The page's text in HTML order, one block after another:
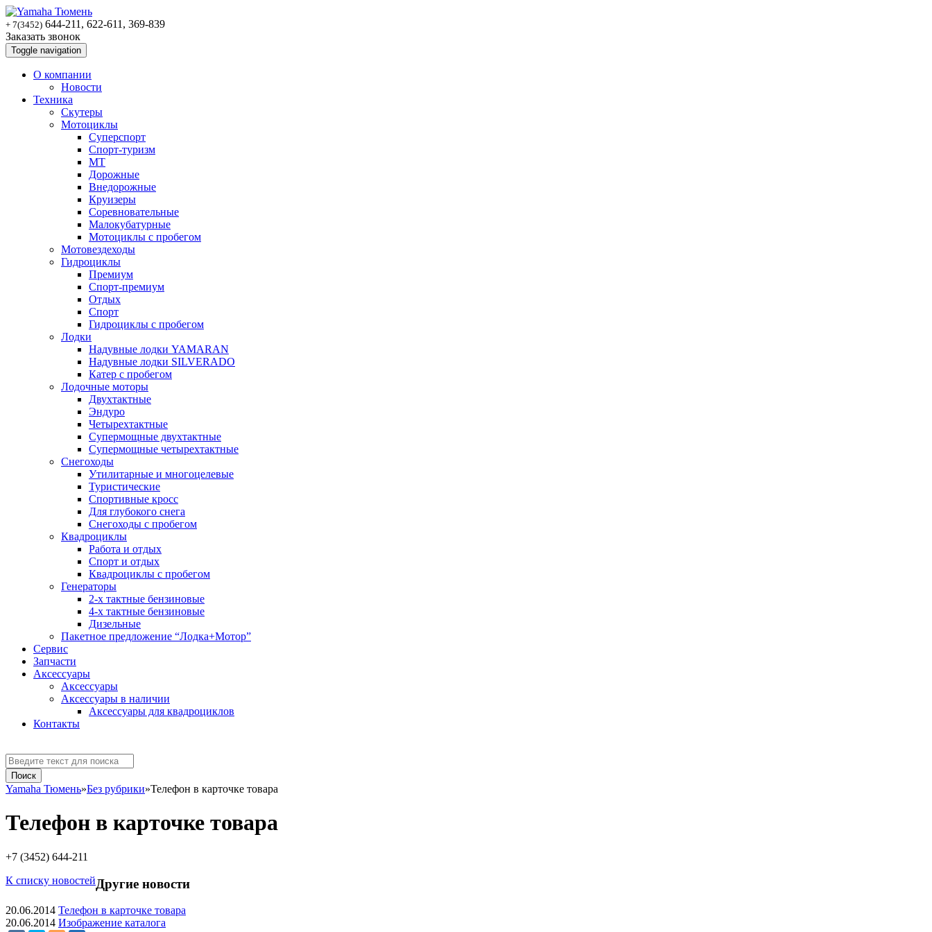
+ 7(3452) 644-211, 622-611, 369-839
Заказать звонок
Toggle navigation
О компании
Новости
Техника
Скутеры
Мотоциклы
Суперспoрт
Спорт-туризм
MT
Дорожные
Внедорожные
Круизеры
Соревновательные
Малокубатурные
Мотоциклы с пробегом
Мотовездеходы
Гидроциклы
Премиум
Спорт-премиум
Отдых
Спорт
Гидроциклы с пробегом
Лодки
Надувные лодки YAMARAN
Надувные лодки SILVERADO
Катер с пробегом
Лодочные моторы
Двухтактные
Эндуро
Четырехтактные
Супермощные двухтактные
Супермощные четырехтактные
Снегоходы
Утилитарные и многоцелевые
Туристические
Спортивные кросс
Для глубокого снега
Снегоходы с пробегом
Квадроциклы
Работа и отдых
Спорт и отдых
Квадроциклы с пробегом
Генераторы
2-х тактные бензиновые
4-х тактные бензиновые
Дизельные
Пакетное предложение “Лодка+Мотор”
Сервис
Запчасти
Аксессуaры
Аксессуары
Аксессуары в наличии
Аксессуары для квадроциклов
Контакты
Yamaha Тюмень»Без рубрики»Телефон в карточке товара
Телефон в карточке товара
+7 (3452) 644-211
К списку новостейДругие новости
20.06.2014 Телефон в карточке товара
20.06.2014 Изображение каталога